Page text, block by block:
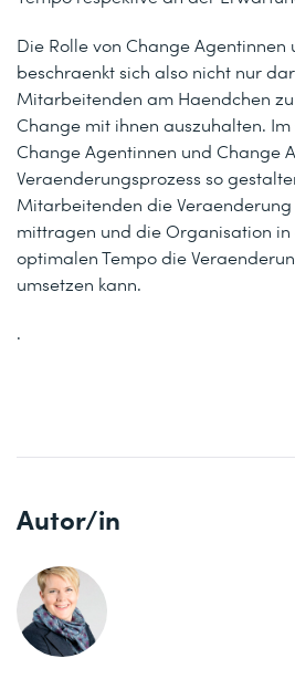
Die Rolle von Change Agentinnen
beschraenkt sich also nicht nur
Mitarbeitenden am Haendchen
Change mit ihnen auszuhalten.
Change Agentinnen und Change
Veraenderungsprozess so
Mitarbeitenden die
mittragen und die Organisation in
optimalen Tempo die
umsetzen kann.
.
Autor/in